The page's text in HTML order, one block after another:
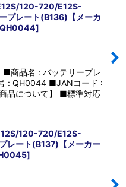
120-720/E12S-
プレート(B136)【メーカ
QH0044]
商品名 : バッテリープレ
: QH0044 ■JANコード :
品について】 ■標準対応
120-720/E12S-
レート(B137)【メーカー
]